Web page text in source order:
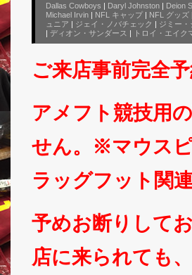
Dallas Cowboys | Daryl Johnston | Deion
Michael Irvin | NFL キャップ | NFL グッズ
ュニア | ジェイ・ノバチェック | ジミー・
| ディオン・サンダース | トロイ・エイク
ご来店事前完全
アメフト競技用
せん。※マウス
ラッグフット関連
予めお断りして
店に来られても